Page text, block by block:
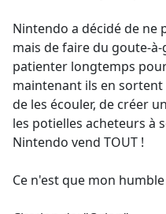
Nintendo a décidé de ne
mais de faire du goute-
patienter longtemps
maintenant ils en
de les écouler, de créer
les potielles acheteurs à
Nintendo vend TOUT !
Ce n'est que mon humble